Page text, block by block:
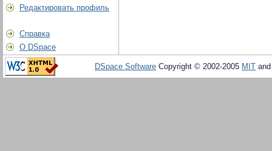
Редактировать профиль
Справка
О DSpace
DSpace Software Copyright © 2002-2005 MIT